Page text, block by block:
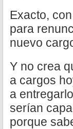
Exacto,
para
nuevo
Y no crea
a cargos
a
serían
porque